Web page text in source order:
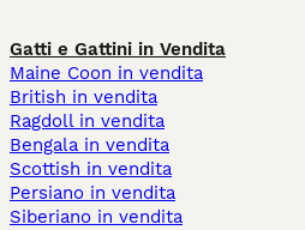
Gatti e Gattini in Vendita
Maine Coon in vendita
British in vendita
Ragdoll in vendita
Bengala in vendita
Scottish in vendita
Persiano in vendita
Siberiano in vendita